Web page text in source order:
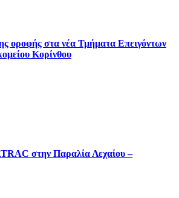
οροφής στα νέα Τμήματα Επειγόντων
Κορίνθου
στην Παραλία Λεχαίου –